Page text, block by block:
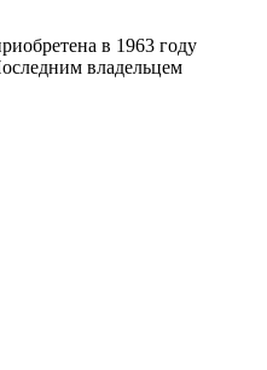
в 1963 году
владельцем